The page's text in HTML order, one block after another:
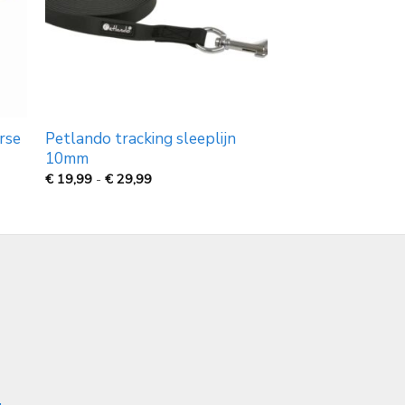
Petlando tracking sleeplijn
10mm
€ 19,99 - € 29,99Prijsklasse: